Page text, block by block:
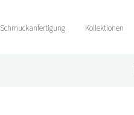
Schmuckanfertigung Kollektionen